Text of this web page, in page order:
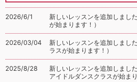
2026/6/1
新しいレッスンを追加しまし
が始まります！）
2026/03/04
新しいレッスンを追加しまし
ラスが始まります！）
2025/8/28
新しいレッスンを追加しまし
アイドルダンスクラスが始まり